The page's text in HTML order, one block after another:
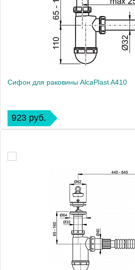
Сифон для раковины AlcaPlast A410
923 руб.